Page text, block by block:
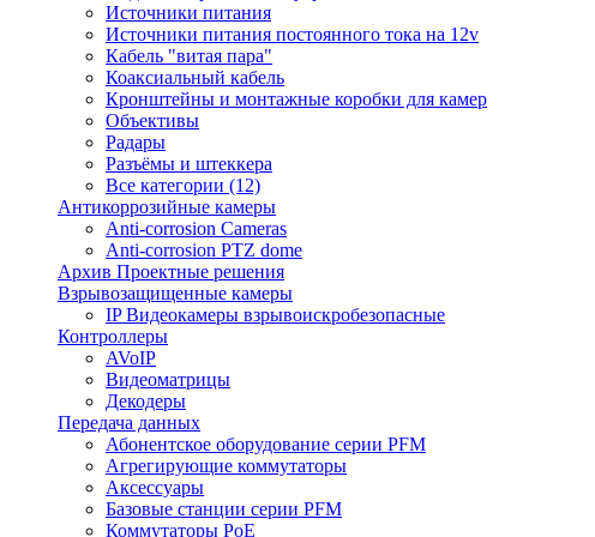
Источники питания
Источники питания постоянного тока на 12v
Кабель "витая пара"
Коаксиальный кабель
Кронштейны и монтажные коробки для камер
Объективы
Радары
Разъёмы и штеккера
Все категории (12)
Антикоррозийные камеры
Anti-corrosion Cameras
Anti-corrosion PTZ dome
Архив Проектные решения
Взрывозащищенные камеры
IP Видеокамеры взрывоискробезопасные
Контроллеры
AVoIP
Видеоматрицы
Декодеры
Передача данных
Абонентское оборудование серии PFM
Агрегирующие коммутаторы
Аксессуары
Базовые станции серии PFM
Коммутаторы PoE